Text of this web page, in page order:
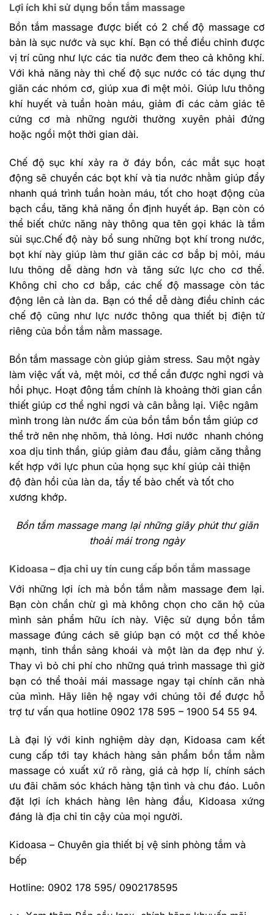
Lợi ích khi sử dụng bồn tắm massage
Bồn tắm massage được biết có 2 chế độ massage cơ
bản là sục nước và sục khí. Bạn có thể điều chỉnh được
vị trí cũng như lực các tia nước đem theo cả không khí.
Với khả năng này thì chế độ sục nước có tác dụng thư
giãn các nhóm cơ, giúp xua đi mệt mỏi. Giúp lưu thông
khí huyết và tuần hoàn máu, giảm đi các cảm giác tê
cứng cơ mà những người thường xuyên phải đứng
hoặc ngồi một thời gian dài.
Chế độ sục khí xảy ra ở đáy bồn, các mắt sục hoạt
động sẽ chuyển các bọt khí và tia nước nhằm giúp đẩy
nhanh quá trình tuần hoàn máu, tốt cho hoạt động của
bạch cầu, tăng khả năng ổn định huyết áp. Bạn còn có
thể biết chức năng này thông qua tên gọi khác là tắm
sủi sục.Chế độ này bổ sung những bọt khí trong nước,
bọt khí này giúp làm thư giãn các cơ bắp bị mỏi, máu
lưu thông dễ dàng hơn và tăng sức lực cho cơ thể.
Không chỉ cho cơ bắp, các chế độ massage còn tác
động lên cả làn da. Bạn có thể dễ dàng điều chỉnh các
chế độ cũng như lực nước thông qua thiết bị điện tử
riêng của bồn tắm nằm massage.
Bồn tắm massage còn giúp giảm stress. Sau một ngày
làm việc vất vả, mệt mỏi, cơ thể cần được nghỉ ngơi và
hồi phục. Hoạt động tắm chính là khoảng thời gian cần
thiết giúp cơ thể nghỉ ngơi và cân bằng lại. Việc ngâm
mình trong làn nước ấm của bồn tắm bồn tắm giúp cơ
thể trở nên nhẹ nhõm, thả lỏng. Hơi nước nhanh chóng
xoa dịu tinh thần, giúp giảm đau đầu, giảm căng thẳng
kết hợp với lực phun của họng sục khí giúp cải thiện
độ đàn hồi của làn da, tẩy tế bào chết và tốt cho
xương khớp.
Bồn tắm massage mang lại những giây phút thư giãn
thoải mái trong ngày
Kidoasa – địa chỉ uy tín cung cấp bồn tắm massage
Với những lợi ích mà bồn tắm nằm massage đem lại.
Bạn còn chần chừ gì mà không chọn cho căn hộ của
mình sản phẩm hữu ích này. Việc sử dụng bồn tắm
massage đúng cách sẽ giúp bạn có một cơ thể khỏe
mạnh, tinh thần sảng khoái và một làn da đẹp như ý.
Thay vì bỏ chi phí cho những quá trình massage thì giờ
bạn có thể thoải mái massage ngay tại chính căn nhà
của mình. Hãy liên hệ ngay với chúng tôi để được hỗ
trợ tư vấn qua hotline 0902 178 595 – 1900 54 55 94.
Là đại lý với kinh nghiệm dày dạn, Kidoasa cam kết
cung cấp tới tay khách hàng sản phẩm bồn tắm nằm
massage có xuất xứ rõ ràng, giá cả hợp lí, chính sách
ưu đãi chăm sóc khách hàng tận tình và chu đáo. Luôn
đặt lợi ích khách hàng lên hàng đầu, Kidoasa xứng
đáng là địa chỉ tin cậy của mọi người.
Kidoasa – Chuyên gia thiết bị vệ sinh phòng tắm và
bếp
Hotline: 0902 178 595/ 0902178595